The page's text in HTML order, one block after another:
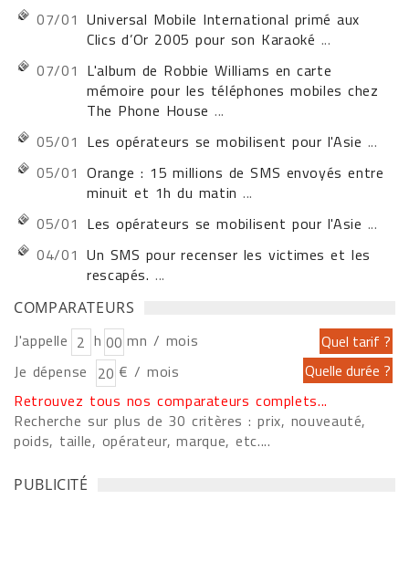
07/01 Universal Mobile International primé aux
Clics d’Or 2005 pour son Karaoké ...
07/01 L'album de Robbie Williams en carte
mémoire pour les téléphones mobiles chez
The Phone House ...
05/01 Les opérateurs se mobilisent pour l'Asie ...
05/01 Orange : 15 millions de SMS envoyés entre
minuit et 1h du matin ...
05/01 Les opérateurs se mobilisent pour l'Asie ...
04/01 Un SMS pour recenser les victimes et les
rescapés. ...
COMPARATEURS
J'appelle h
mn / mois
Je dépense
€ / mois
Retrouvez tous nos comparateurs complets...
Recherche sur plus de 30 critères : prix, nouveauté,
poids, taille, opérateur, marque, etc....
PUBLICITÉ